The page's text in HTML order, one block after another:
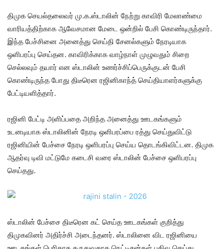
திமுக செயல்தலைவர் மு.க.ஸ்டாலின் நேற்று காவிரி மேலாண்மை
வாரியத்திற்காக ஆவேசமான மேடை ஒன்றில் பேசி கொண்டிருந்தார்.
இந்த பேச்சினை அனைத்து செய்தி சேனல்களும் நேரடியாக
ஒளிபரப்பு செய்தன. காவிரிக்காக வாழ்நாள் முழுவதும் சிறை
செல்லவும் தயார் என ஸ்டாலின் உணர்ச்சிப்பெருக்குடன் பேசி
கொண்டிருந்த போது திடீரென ரஜினிகாந்த் செய்தியாளர்களுக்கு
பேட்டியளித்தார்.
ரஜினி பேட்டி அளிப்பதை அறிந்த அனைத்து ஊடகங்களும்
உடனடியாக ஸ்டாலினின் நேரடி ஒளிபரப்பை ரத்து செய்துவிட்டு
ரஜினியின் பேச்சை நேரடி ஒளிபரப்பு செய்ய தொடங்கிவிட்டன. திமுக
ஆதர்வு டிவி மட்டுமே கடைசி வரை ஸ்டாலின் பேச்சை ஒளிபரப்பு
செய்தது.
ஸ்டாலின் பேச்சை திடீரென கட் செய்த ஊடகங்கள் குறித்து
திமுகவினர் அதிர்ச்சி அடைந்தனர். ஸ்டாலினை விட ரஜினியை